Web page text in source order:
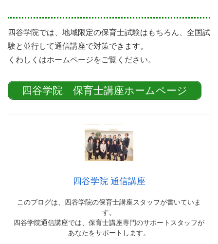
四谷学院では、地域限定の保育士試験はもちろん、 全国試
験と並行して通信講座で対策できます。
くわしくはホームページをご覧ください。
四谷学院 保育士講座ホームページ
四谷学院 通信講座
このブログは、四谷学院の保育士講座スタッフが書いていま
す。
四谷学院通信講座では、 保育士講座専門のサポートスタッフが
あなたをサポートします。